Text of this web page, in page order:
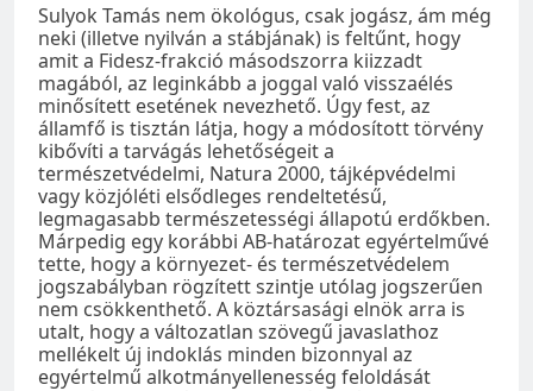
Sulyok Tamás nem ökológus, csak jogász, ám még
neki (illetve nyilván a stábjának) is feltűnt, hogy
amit a Fidesz-frakció másodszorra kiizzadt
magából, az leginkább a joggal való visszaélés
minősített esetének nevezhető. Úgy fest, az
államfő is tisztán látja, hogy a módosított törvény
kibővíti a tarvágás lehetőségeit a
természetvédelmi, Natura 2000, tájképvédelmi
vagy közjóléti elsődleges rendeltetésű,
legmagasabb természetességi állapotú erdőkben.
Márpedig egy korábbi AB-határozat egyértelművé
tette, hogy a környezet- és természetvédelem
jogszabályban rögzített szintje utólag jogszerűen
nem csökkenthető. A köztársasági elnök arra is
utalt, hogy a változatlan szövegű javaslathoz
mellékelt új indoklás minden bizonnyal az
egyértelmű alkotmányellenesség feloldását